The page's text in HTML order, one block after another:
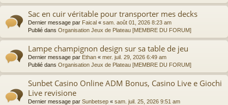
Sac en cuir véritable pour transporter mes decks
Dernier message par Faical « sam. août 01, 2026 8:23 am
Publié dans Organisation Jeux de Plateau [MEMBRE DU FORUM]
Lampe champignon design sur sa table de jeu
Dernier message par Ethan « mer. juil. 29, 2026 6:49 am
Publié dans Organisation Jeux de Plateau [MEMBRE DU FORUM]
Sunbet Casino Online ADM Bonus, Casino Live e Giochi
Live revisione
Dernier message par Sunbetsep « sam. juil. 25, 2026 9:51 am